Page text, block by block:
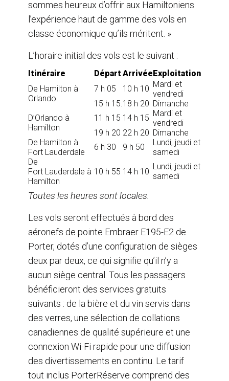
sommes heureux d’offrir aux Hamiltoniens
l’expérience haut de gamme des vols en
classe économique qu’ils méritent. »
L’horaire initial des vols est le suivant :
Itinéraire Départ ArrivéeExploitation
De Hamilton à
Orlando
7 h 05 10 h 10 Mardi et
vendredi
15 h 15. 18 h 20 Dimanche
D’Orlando à
Hamilton
11 h 15 14 h 15 Mardi et
vendredi
19 h 20 22 h 20 Dimanche
De Hamilton à
Fort Lauderdale
6 h 30 9 h 50
Lundi, jeudi et
samedi
De
Fort Lauderdale à
Hamilton
10 h 55 14 h 10
Lundi, jeudi et
samedi
Toutes les heures sont locales.
Les vols seront effectués à bord des
aéronefs de pointe Embraer E195-E2 de
Porter, dotés d’une configuration de sièges
deux par deux, ce qui signifie qu’il n’y a
aucun siège central. Tous les passagers
bénéficieront des services gratuits
suivants : de la bière et du vin servis dans
des verres, une sélection de collations
canadiennes de qualité supérieure et une
connexion Wi-Fi rapide pour une diffusion
des divertissements en continu. Le tarif
tout inclus PorterRéserve comprend des